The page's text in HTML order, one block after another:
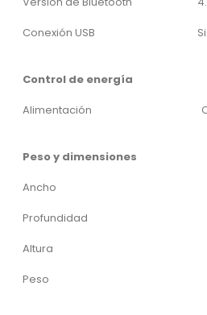
Conexión USB
Si
Control de energía
Alimentación
Peso y dimensiones
Ancho
Profundidad
Altura
Peso